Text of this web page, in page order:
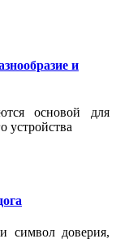
и
основой для
устройства
символ доверия,